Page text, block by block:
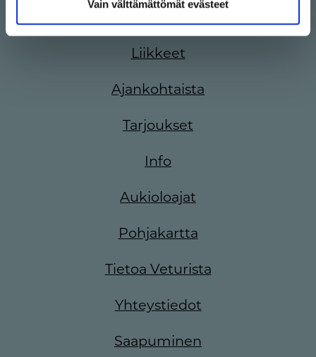
Vain välttämättömät evästeet
Liikkeet
Ajankohtaista
Tarjoukset
Info
Aukioloajat
Pohjakartta
Tietoa Veturista
Yhteystiedot
Saapuminen